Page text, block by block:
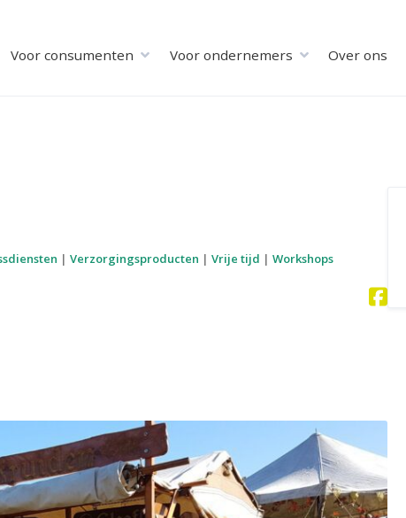
Voor consumenten Voor ondernemers Over ons
| Verzorgingsproducten | Vrije tijd | Workshops